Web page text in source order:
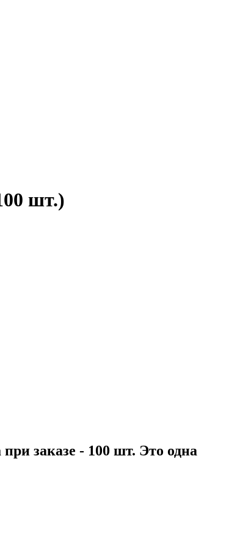
шт.)
заказе - 100 шт. Это одна